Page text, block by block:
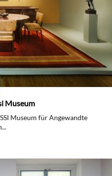
Museum
Museum für Angewandte